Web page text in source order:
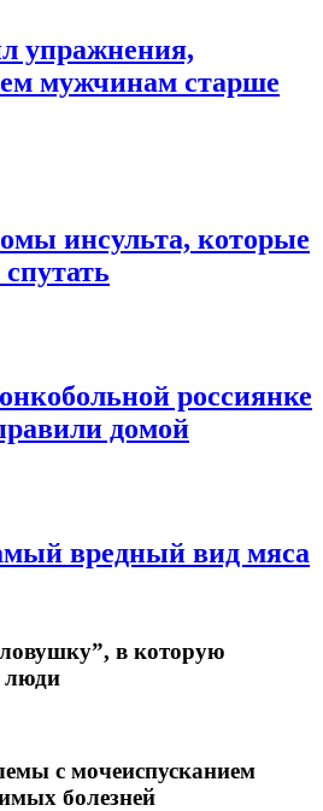
упражнения,
мужчинам старше
инсульта, которые
россиянке
домой
вредный вид мяса
в которую
люди
с мочеиспусканием
болезней